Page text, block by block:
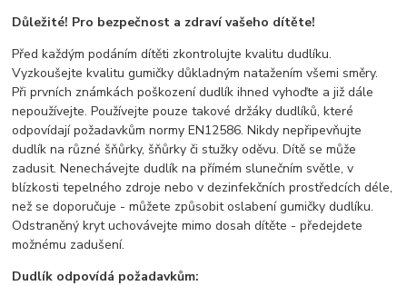
Důležité! Pro bezpečnost a zdraví vašeho dítěte!
Před každým podáním dítěti zkontrolujte kvalitu dudlíku.
Vyzkoušejte kvalitu gumičky důkladným natažením všemi směry.
Při prvních známkách poškození dudlík ihned vyhoďte a již dále
nepoužívejte. Používejte pouze takové držáky dudlíků, které
odpovídají požadavkům normy EN12586. Nikdy nepřipevňujte
dudlík na různé šňůrky, šňůrky či stužky oděvu. Dítě se může
zadusit. Nenechávejte dudlík na přímém slunečním světle, v
blízkosti tepelného zdroje nebo v dezinfekčních prostředcích déle,
než se doporučuje - můžete způsobit oslabení gumičky dudlíku.
Odstraněný kryt uchovávejte mimo dosah dítěte - předejdete
možnému zadušení.
Dudlík odpovídá požadavkům: